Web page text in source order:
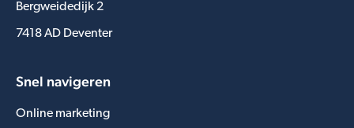
Bergweidedijk 2
7418 AD Deventer
Snel navigeren
Online marketing